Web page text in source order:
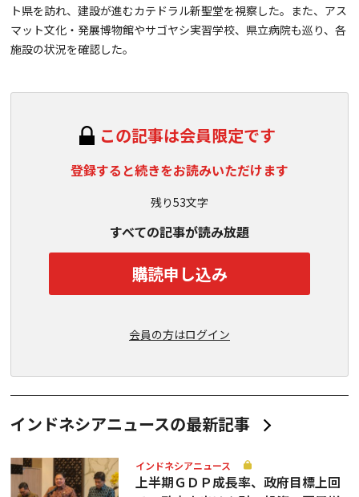
ト県を訪れ、建設が進むカテドラル新聖堂を視察した。また、アス
マット文化・発展博物館やサゴヤシ実習学校、県立病院も巡り、各
施設の状況を確認した。
この記事は会員限定です
登録すると続きをお読みいただけます
残り53文字
すべての記事が読み放題
購読申し込み
会員の方はログイン
インドネシアニュースの最新記事
インドネシアニュース
上半期ＧＤＰ成長率、政府目標上回